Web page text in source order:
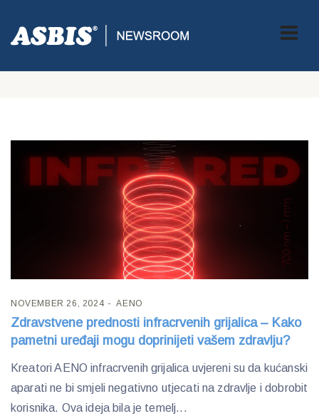
Tag:AENO-premium-LED-Eco-pametna
NOVEMBER 26, 2024 AENO
Zdravstvene prednosti infracrvenih grijalica – Kako
pametni uređaji mogu doprinijeti vašem zdravlju?
Kreatori AENO infracrvenih grijalica uvjereni su da kućanski
aparati ne bi smjeli negativno utjecati na zdravlje i dobrobit
korisnika. Ova ideja bila je temelj...